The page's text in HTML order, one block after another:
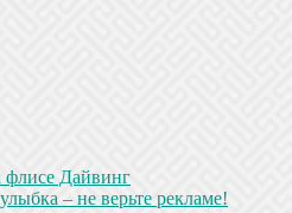
флисе Дайвинг
– не верьте рекламе!